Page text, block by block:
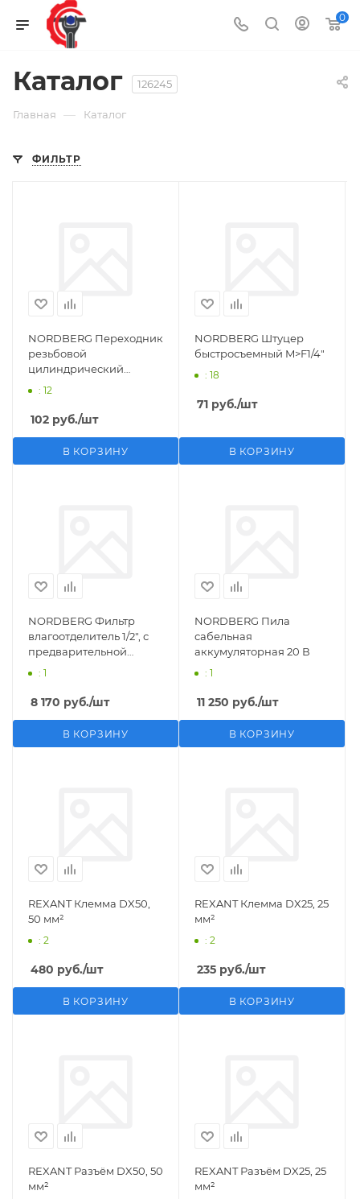
0
Каталог 126245
Главная — Каталог
ФИЛЬТР
NORDBERG Переходник
резьбовой
цилиндрический
M1/2">F1/4"
: 12
102 руб./шт
В КОРЗИНУ
NORDBERG Штуцер
быстросъемный M>F1/4"
: 18
71 руб./шт
В КОРЗИНУ
NORDBERG Фильтр
влагоотделитель 1/2", с
предварительной
фильтрацией
: 1
8 170 руб./шт
В КОРЗИНУ
NORDBERG Пила
сабельная
аккумуляторная 20 В
: 1
11 250 руб./шт
В КОРЗИНУ
REXANT Клемма DX50,
50 мм²
: 2
480 руб./шт
В КОРЗИНУ
REXANT Клемма DX25, 25
мм²
: 2
235 руб./шт
В КОРЗИНУ
REXANT Разъём DX50, 50
мм²
REXANT Разъём DX25, 25
мм²